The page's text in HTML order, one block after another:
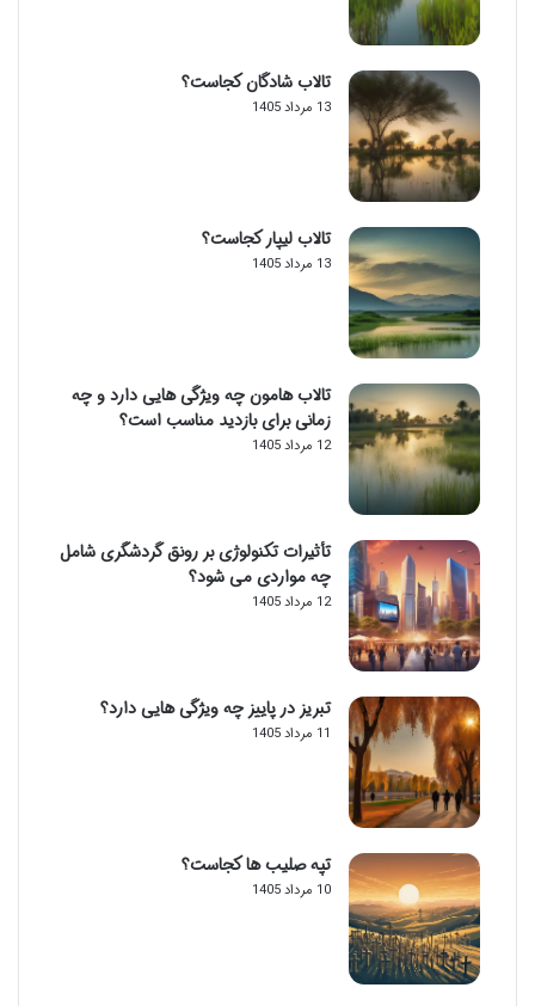
تالاب شادگان کجاست؟
13 مرداد 1405
تالاب لیپار کجاست؟
13 مرداد 1405
تالاب هامون چه ویژگی هایی دارد و چه
زمانی برای بازدید مناسب است؟
12 مرداد 1405
تأثیرات تکنولوژی بر رونق گردشگری شامل
چه مواردی می شود؟
12 مرداد 1405
تبریز در پاییز چه ویژگی هایی دارد؟
11 مرداد 1405
تپه صلیب ها کجاست؟
10 مرداد 1405